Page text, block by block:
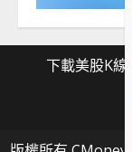
下載美股K線